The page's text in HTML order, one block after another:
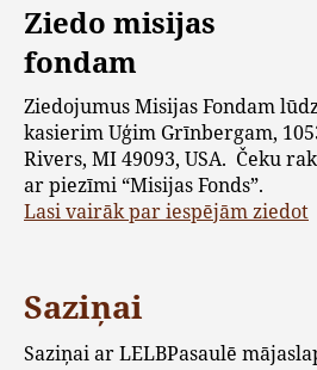
Ziedo misijas
fondam
Ziedojumus Misijas Fondam
kasierim Uģim Grīnbergam,
Rivers, MI 49093, USA. Čeku
ar piezīmi “Misijas Fonds”.
Lasi vairāk par iespējām ziedot
Saziņai
Saziņai ar LELBPasaulē